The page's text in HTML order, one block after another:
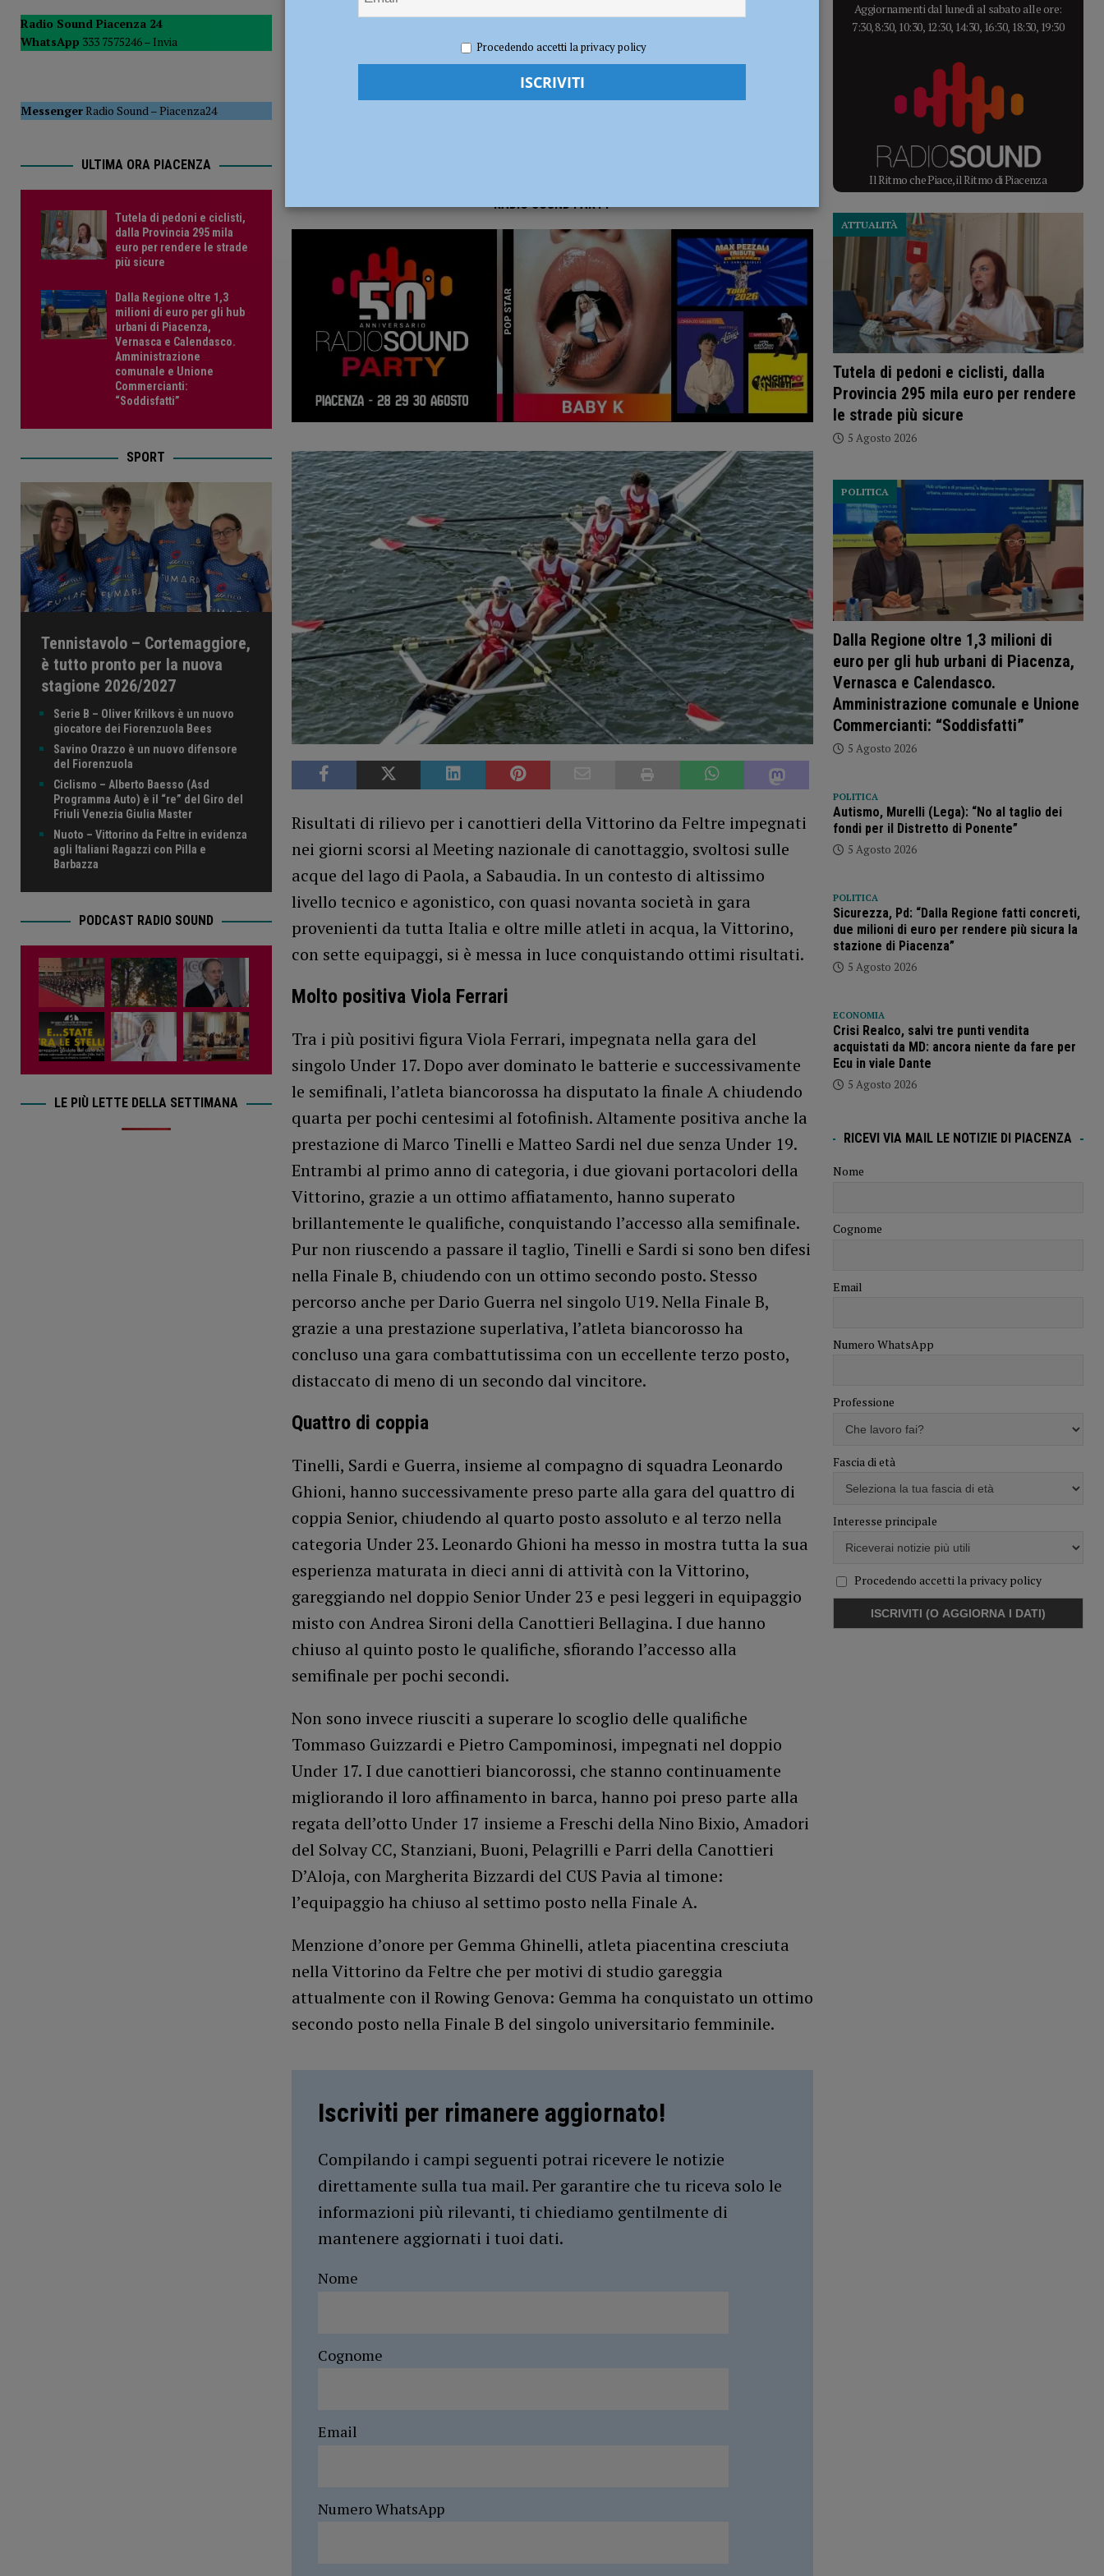
POLITICA
[ 5 Agosto 2026 ] Caldo estremo e asili nido, Tagliaferri (FdI): “Verificare subito la situazione nella provincia di Piacenza”
RADIO SOUND PARTY
Risultati di rilievo per i canottieri della Vittorino da Feltre impegnati
nei giorni scorsi al Meeting nazionale di canottaggio, svoltosi sulle
acque del lago di Paola, a Sabaudia. In un contesto di altissimo
livello tecnico e agonistico, con quasi novanta società in gara
provenienti da tutta Italia e oltre mille atleti in acqua, la Vittorino,
con sette equipaggi, si è messa in luce conquistando ottimi risultati.
Molto positiva Viola Ferrari
Tra i più positivi figura Viola Ferrari, impegnata nella gara del
singolo Under 17. Dopo aver dominato le batterie e successivamente
le semifinali, l’atleta biancorossa ha disputato la finale A chiudendo
quarta per pochi centesimi al fotofinish. Altamente positiva anche la
prestazione di Marco Tinelli e Matteo Sardi nel due senza Under 19.
Entrambi al primo anno di categoria, i due giovani portacolori della
Vittorino, grazie a un ottimo affiatamento, hanno superato
brillantemente le qualifiche, conquistando l’accesso alla semifinale.
Pur non riuscendo a passare il taglio, Tinelli e Sardi si sono ben difesi
nella Finale B, chiudendo con un ottimo secondo posto. Stesso
percorso anche per Dario Guerra nel singolo U19. Nella Finale B,
grazie a una prestazione superlativa, l’atleta biancorosso ha
concluso una gara combattutissima con un eccellente terzo posto,
distaccato di meno di un secondo dal vincitore.
Quattro di coppia
Tinelli, Sardi e Guerra, insieme al compagno di squadra Leonardo
Ghioni, hanno successivamente preso parte alla gara del quattro di
coppia Senior, chiudendo al quarto posto assoluto e al terzo nella
categoria Under 23. Leonardo Ghioni ha messo in mostra tutta la sua
esperienza maturata in dieci anni di attività con la Vittorino,
gareggiando nel doppio Senior Under 23 e pesi leggeri in equipaggio
misto con Andrea Sironi della Canottieri Bellagina. I due hanno
chiuso al quinto posto le qualifiche, sfiorando l’accesso alla
semifinale per pochi secondi.
Non sono invece riusciti a superare lo scoglio delle qualifiche
Tommaso Guizzardi e Pietro Campominosi, impegnati nel doppio
Under 17. I due canottieri biancorossi, che stanno continuamente
migliorando il loro affinamento in barca, hanno poi preso parte alla
regata dell’otto Under 17 insieme a Freschi della Nino Bixio, Amadori
del Solvay CC, Stanziani, Buoni, Pelagrilli e Parri della Canottieri
D’Aloja, con Margherita Bizzardi del CUS Pavia al timone:
l’equipaggio ha chiuso al settimo posto nella Finale A.
Menzione d’onore per Gemma Ghinelli, atleta piacentina cresciuta
nella Vittorino da Feltre che per motivi di studio gareggia
attualmente con il Rowing Genova: Gemma ha conquistato un ottimo
secondo posto nella Finale B del singolo universitario femminile.
Iscriviti per rimanere aggiornato!
Compilando i campi seguenti potrai ricevere le notizie
direttamente sulla tua mail. Per garantire che tu riceva solo le
informazioni più rilevanti, ti chiediamo gentilmente di
mantenere aggiornati i tuoi dati.
Nome
Cognome
Email
Numero WhatsApp
Radio Sound Piacenza 24
WhatsApp 333 7575246 – Invia
MessengerRadio Sound–Piacenza24
ULTIMA ORA PIACENZA
Tutela di pedoni e ciclisti,
dalla Provincia 295 mila
euro per rendere le strade
più sicure
Dalla Regione oltre 1,3
milioni di euro per gli hub
urbani di Piacenza,
Vernasca e Calendasco.
Amministrazione
comunale e Unione
Commercianti:
“Soddisfatti”
SPORT
Tennistavolo – Cortemaggiore,
è tutto pronto per la nuova
stagione 2026/2027
Serie B – Oliver Krilkovs è un nuovo
giocatore dei Fiorenzuola Bees
Savino Orazzo è un nuovo difensore
del Fiorenzuola
Ciclismo – Alberto Baesso (Asd
Programma Auto) è il “re” del Giro del
Friuli Venezia Giulia Master
Nuoto – Vittorino da Feltre in evidenza
agli Italiani Ragazzi con Pilla e
Barbazza
PODCAST RADIO SOUND
LE PIÙ LETTE DELLA SETTIMANA
Aggiornamenti dal lunedì al sabato alle ore:
7:30, 8:30, 10:30, 12:30, 14:30, 16:30, 18:30, 19:30
Il Ritmo che Piace, il Ritmo di Piacenza
Tutela di pedoni e ciclisti, dalla
Provincia 295 mila euro per rendere
le strade più sicure
ATTUALITÀ
5 Agosto 2026
Dalla Regione oltre 1,3 milioni di
euro per gli hub urbani di Piacenza,
Vernasca e Calendasco.
Amministrazione comunale e Unione
Commercianti: “Soddisfatti”
POLITICA
5 Agosto 2026
POLITICA
Autismo, Murelli (Lega): “No al taglio dei
fondi per il Distretto di Ponente”
5 Agosto 2026
POLITICA
Sicurezza, Pd: “Dalla Regione fatti concreti,
due milioni di euro per rendere più sicura la
stazione di Piacenza”
5 Agosto 2026
ECONOMIA
Crisi Realco, salvi tre punti vendita
acquistati da MD: ancora niente da fare per
Ecu in viale Dante
5 Agosto 2026
RICEVI VIA MAIL LE NOTIZIE DI PIACENZA
Nome
Cognome
Email
Numero WhatsApp
Professione
Fascia di età
Interesse principale
Procedendo accetti la privacy policy
Procedendo accetti la privacy policy